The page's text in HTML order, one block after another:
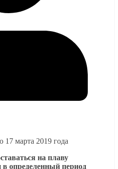
на плаву
определенный период